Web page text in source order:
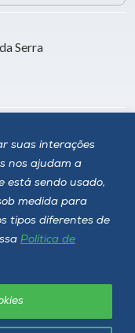
suas interações
nos ajudam a
está sendo usado,
medida para
tipos diferentes de
Política de
Serra